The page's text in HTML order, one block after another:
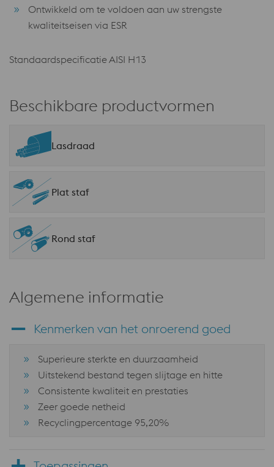
Ontwikkeld om te voldoen aan uw strengste
kwaliteitseisen via ESR
Standaardspecificatie AISI H13
Beschikbare productvormen
Lasdraad
Plat staf
Rond staf
Algemene informatie
Kenmerken van het onroerend goed
Superieure sterkte en duurzaamheid
Uitstekend bestand tegen slijtage en hitte
Consistente kwaliteit en prestaties
Zeer goede netheid
Recyclingpercentage 95,20%